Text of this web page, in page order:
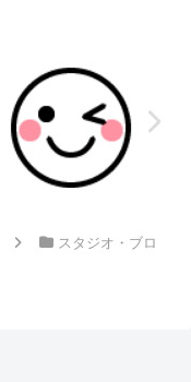
スタジオ・ブロ